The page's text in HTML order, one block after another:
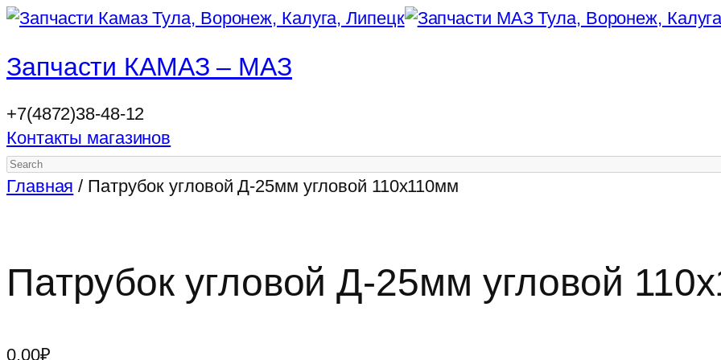
Запчасти КАМАЗ – МАЗ
+7(4872)38-48-12
Контакты магазинов
Search
Главная / Патрубок угловой Д-25мм угловой 110х110мм
Патрубок угловой Д-25мм угловой
0.00₽